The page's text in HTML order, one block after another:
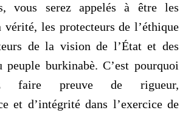
vous serez appelés à être les
vérité, les protecteurs de l’éthique
de la vision de l’État et des
peuple burkinabè. C’est pourquoi
faire preuve de rigueur,
et d’intégrité dans l’exercice de